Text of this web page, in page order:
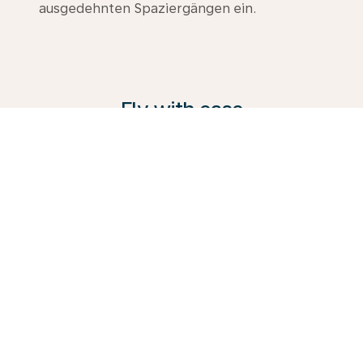
ausgedehnten Spaziergängen ein.
Fly with ease